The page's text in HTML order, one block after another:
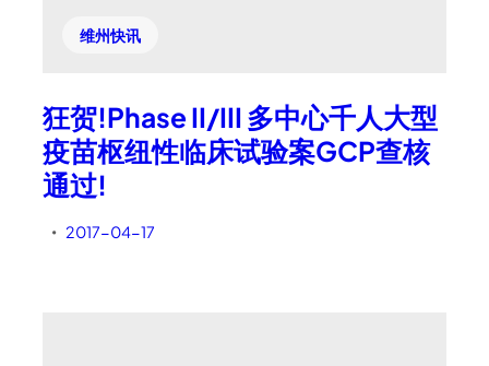
维州快讯
狂贺!Phase II/III 多中心千人大型
疫苗枢纽性临床试验案GCP查核
通过!
• 2017-04-17